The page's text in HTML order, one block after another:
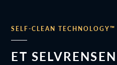
SELF-CLEAN TECHNOLOGY™
ET